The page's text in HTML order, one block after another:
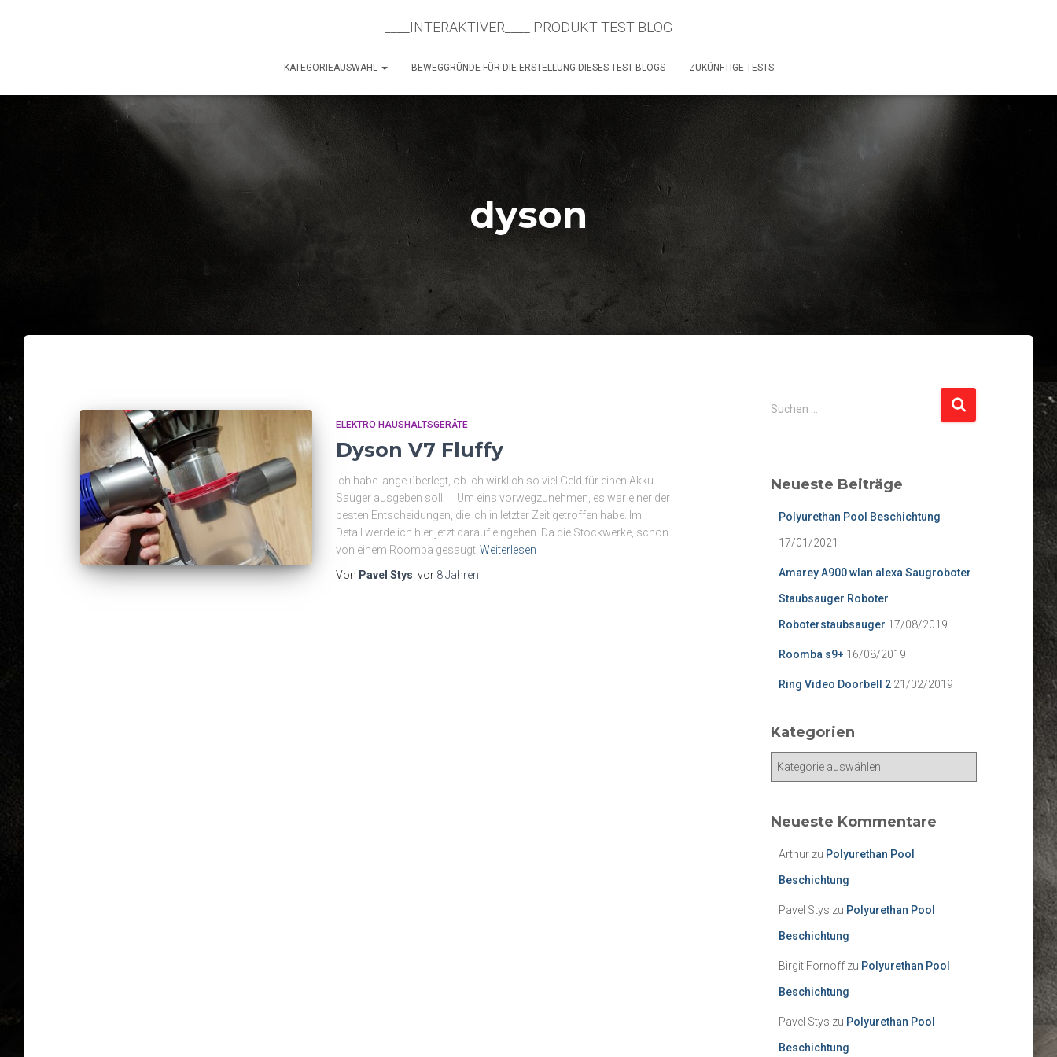
____INTERAKTIVER____ PRODUKT TEST BLOG
KATEGORIEAUSWAHL BEWEGGRÜNDE FÜR DIE ERSTELLUNG DIESES TEST BLOGS ZUKÜNFTIGE TESTS
dyson
ELEKTRO HAUSHALTSGERÄTE
Dyson V7 Fluffy
Ich habe lange überlegt, ob ich wirklich so viel Geld für einen Akku
Sauger ausgeben soll. Um eins vorwegzunehmen, es war einer der
besten Entscheidungen, die ich in letzter Zeit getroffen habe. Im
Detail werde ich hier jetzt darauf eingehen. Da die Stockwerke, schon
von einem Roomba gesaugt Weiterlesen
Von Pavel Stys , vor 8 Jahren
S
u
n
Suchen …
Neueste Beiträge
Polyurethan Pool Beschichtung
17/01/2021
Amarey A900 wlan alexa Saugroboter
Staubsauger Roboter
Roboterstaubsauger 17/08/2019
Roomba s9+ 16/08/2019
Ring Video Doorbell 2 21/02/2019
Kategorien
gNeueste Kommentare
Arthurzu Polyurethan Pool
Beschichtung
Pavel Stys zu Polyurethan Pool
Beschichtung
Birgit Fornoffzu Polyurethan Pool
Beschichtung
Pavel Stys zu Polyurethan Pool
Beschichtung